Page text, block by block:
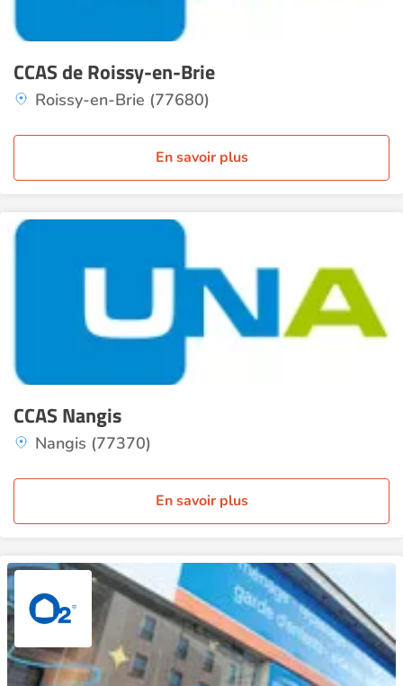
CCAS de Roissy-en-Brie
Roissy-en-Brie (77680)
En savoir plus
CCAS Nangis
Nangis (77370)
En savoir plus